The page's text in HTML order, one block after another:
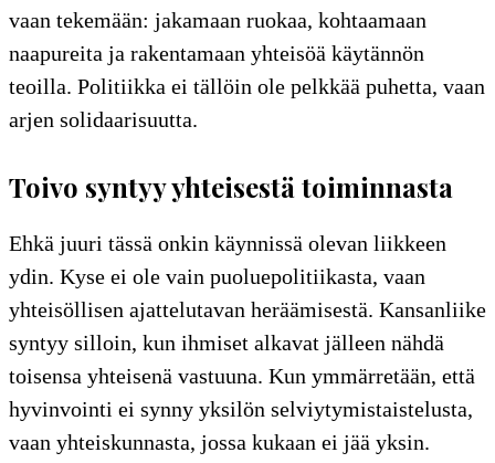
vaan tekemään: jakamaan ruokaa, kohtaamaan
naapureita ja rakentamaan yhteisöä käytännön
teoilla. Politiikka ei tällöin ole pelkkää puhetta, vaan
arjen solidaarisuutta.
Toivo syntyy yhteisestä toiminnasta
Ehkä juuri tässä onkin käynnissä olevan liikkeen
ydin. Kyse ei ole vain puoluepolitiikasta, vaan
yhteisöllisen ajattelutavan heräämisestä. Kansanliike
syntyy silloin, kun ihmiset alkavat jälleen nähdä
toisensa yhteisenä vastuuna. Kun ymmärretään, että
hyvinvointi ei synny yksilön selviytymistaistelusta,
vaan yhteiskunnasta, jossa kukaan ei jää yksin.